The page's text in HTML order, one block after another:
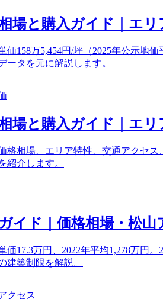
場と購入ガイド｜エ
価158万5,454円/坪（2025年公示地
ータを元に解説します。
場と購入ガイド｜エ
格相場、エリア特性、交通アクセ
紹介します。
イド｜価格相場・松
価17.3万円、2022年平均1,278万円
建築制限を解説。
クセス